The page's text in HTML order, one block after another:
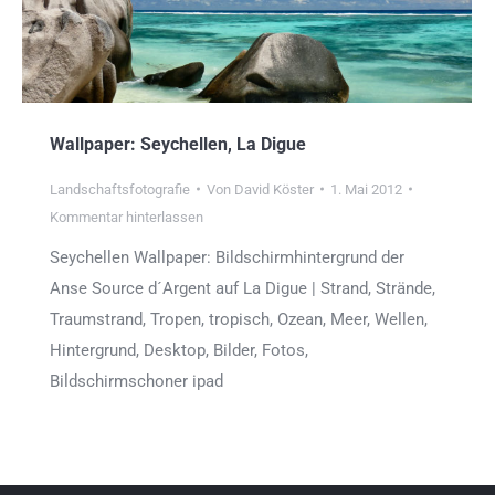
Wallpaper: Seychellen, La Digue
Landschaftsfotografie Von David Köster
1. Mai 2012
Kommentar hinterlassen
Seychellen Wallpaper: Bildschirmhintergrund der
Anse Source d´Argent auf La Digue | Strand, Strände,
Traumstrand, Tropen, tropisch, Ozean, Meer, Wellen,
Hintergrund, Desktop, Bilder, Fotos,
Bildschirmschoner ipad